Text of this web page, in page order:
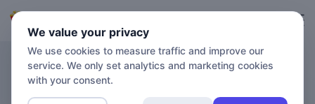
BLOG
Stream The Tennis Channel
We value your privacy
We use cookies to measure traffic and improve our
service. We only set analytics and marketing cookies
with your consent.